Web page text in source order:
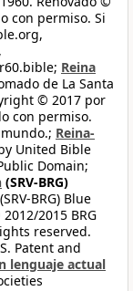
con permiso. Si
Reina
de La Santa
© 2017 por
con permiso.
Reina-
United Bible
Domain;
(SRV-BRG)
BRG) Blue
2015 BRG
reserved.
Patent and
lenguaje actual